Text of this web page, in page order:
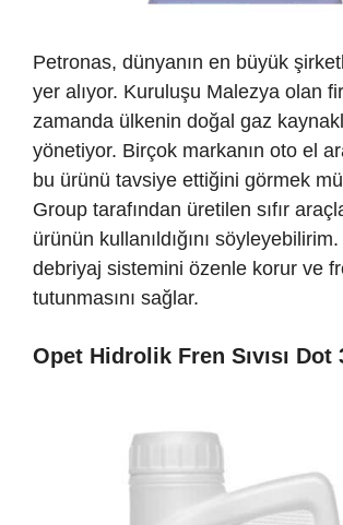
Petronas, dünyanın en büyük
yer alıyor. Kuruluşu Malezya olan
zamanda ülkenin doğal gaz
yönetiyor. Birçok markanın oto el
bu ürünü tavsiye ettiğini görmek
Group tarafından üretilen sıfır
ürünün kullanıldığını
debriyaj sistemini özenle korur ve
tutunmasını sağlar.
Opet Hidrolik Fren Sıvısı Dot